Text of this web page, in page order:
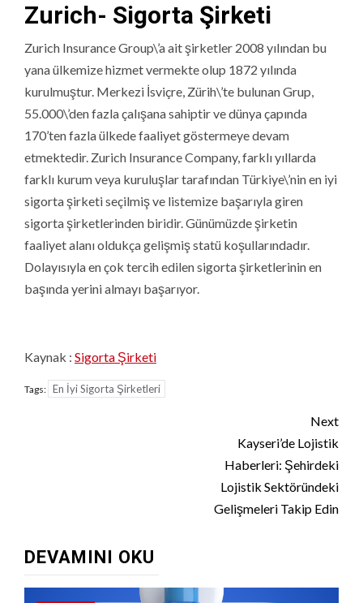
Zurich- Sigorta Şirketi
Zurich Insurance Group\’a ait şirketler 2008 yılından bu
yana ülkemize hizmet vermekte olup 1872 yılında
kurulmuştur. Merkezi İsviçre, Zürih\’te bulunan Grup,
55.000\’den fazla çalışana sahiptir ve dünya çapında
170’ten fazla ülkede faaliyet göstermeye devam
etmektedir. Zurich Insurance Company, farklı yıllarda
farklı kurum veya kuruluşlar tarafından Türkiye\’nin en iyi
sigorta şirketi seçilmiş ve listemize başarıyla giren
sigorta şirketlerinden biridir. Günümüzde şirketin
faaliyet alanı oldukça gelişmiş statü koşullarındadır.
Dolayısıyla en çok tercih edilen sigorta şirketlerinin en
başında yerini almayı başarıyor.
Kaynak : Sigorta Şirketi
Tags: En İyi Sigorta Şirketleri
Next
Kayseri’de Lojistik
Haberleri: Şehirdeki
Lojistik Sektöründeki
Gelişmeleri Takip Edin
DEVAMINI OKU